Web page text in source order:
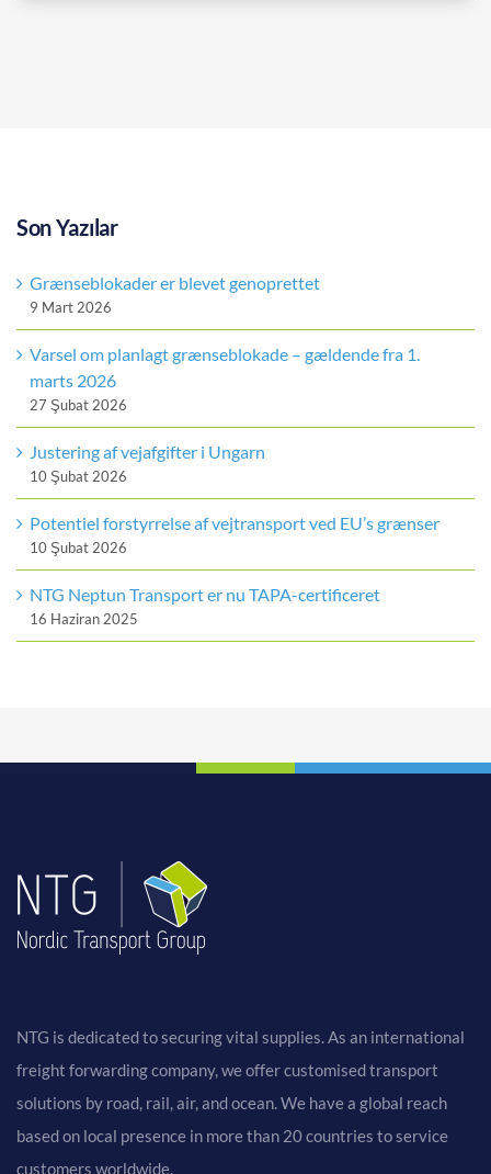
Son Yazılar
Grænseblokader er blevet genoprettet
9 Mart 2026
Varsel om planlagt grænseblokade – gældende fra 1.
marts 2026
27 Şubat 2026
Justering af vejafgifter i Ungarn
10 Şubat 2026
Potentiel forstyrrelse af vejtransport ved EU’s grænser
10 Şubat 2026
NTG Neptun Transport er nu TAPA-certificeret
16 Haziran 2025
NTG is dedicated to securing vital supplies. As an international
freight forwarding company, we offer customised transport
solutions by road, rail, air, and ocean. We have a global reach
based on local presence in more than 20 countries to service
customers worldwide.